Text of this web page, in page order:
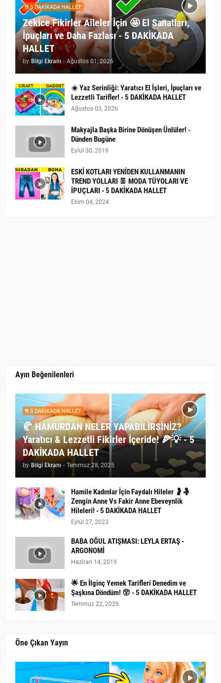
5 DAKİKADA HALLET
Zekice Fikirler Aileler İçin 🤩 El Sanatları,
İpuçları ve Daha Fazlası - 5 DAKİKADA
HALLET
by Bilgi Ekranı - Ağustos 01, 2026
☀️ Yaz Serinliği: Yaratıcı El İşleri, İpuçları ve
Lezzetli Tarifler! - 5 DAKİKADA HALLET
Ağustos 03, 2026
Makyajla Başka Birine Dönüşen Ünlüler! -
Dünden Bugüne
Eylül 30, 2019
ESKİ KOTLARI YENİDEN KULLANMANIN
TREND YOLLARI 👖 MODA TÜYOLARI VE
İPUÇLARI - 5 DAKİKADA HALLET
Ekim 04, 2024
Ayın Beğenilenleri
5 DAKİKADA HALLET
🥐 HAMURDAN NELER YAPABİLİRSİNİZ?
Yaratıcı & Lezzetli Fikirler İçeride! 🍕💡 - 5
DAKİKADA HALLET
by Bilgi Ekranı - Temmuz 28, 2025
Hamile Kadınlar İçin Faydalı Hileler 🤰🤱
Zengin Anne Vs Fakir Anne Ebeveynlik
Hileleri! - 5 DAKİKADA HALLET
Eylül 27, 2023
BABA OĞUL ATIŞMASI: LEYLA ERTAŞ -
ARGONOMİ
Haziran 14, 2019
🌟 En İlginç Yemek Tarifleri Denedim ve
Şaşkına Döndüm! 😲 - 5 DAKİKADA HALLET
Temmuz 22, 2026
Öne Çıkan Yayın